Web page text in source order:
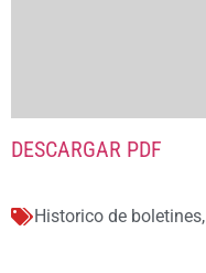
DESCARGAR PDF
Historico de boletines,